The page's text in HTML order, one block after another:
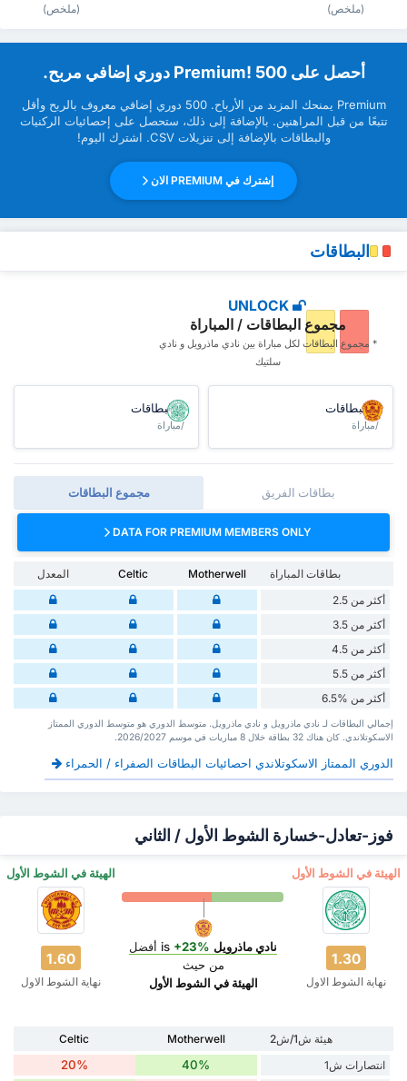
(ملخص)
(ملخص)
‏أحصل على Premium! 500 دوري إضافي مربح.
Premium ‏يمنحك المزيد من ‏الأرباح. 500 دوري إضافي معروف بالربح وأقل
تتبعًا من قبل ‏المراهنين. بالإضافة إلى ذلك، ستحصل على إحصائيات الركنيات
والبطاقات بالإضافة إلى تنزيلات CSV. اشترك اليوم!
إشترك في PREMIUM الان
البطاقات
UNLOCK
مجموع البطاقات / المباراة
* مجموع البطاقات ‏لكل مباراة بين نادي ماذرويل و نادي
سلتيك
البطاقات
/مباراة
البطاقات
/مباراة
مجموع البطاقات بطاقات الفريق
DATA FOR PREMIUM MEMBERS ONLY
بطاقات المباراة Motherwell
Celtic
المعدل
أكثر من 2.5
أكثر من 3.5
أكثر من 4.5
أكثر من 5.5
أكثر من %6.5
إجمالي البطاقات لـ نادي ماذرويل و نادي ماذرويل. متوسط الدوري هو متوسط الدوري الممتاز
الاسكوتلاندي. كان هناك 32 بطاقة ‏خلال 8 مباريات في موسم 2026/2027.
الدوري الممتاز الاسكوتلاندي احصائيات البطاقات الصفراء / الحمراء
فوز-تعادل-خسارة الشوط الأول / الثاني
‏الهيئة في الشوط الأول ‏الهيئة في الشوط الأول
1.60
نهاية الشوط الاول
نادي ماذرويل +23%
أفضل
من حيث
‏الهيئة في الشوط الأول
1.30
نهاية الشوط الاول
هيئة ش1/ش2 Motherwell
Celtic
انتصارات ش1
40%
20%